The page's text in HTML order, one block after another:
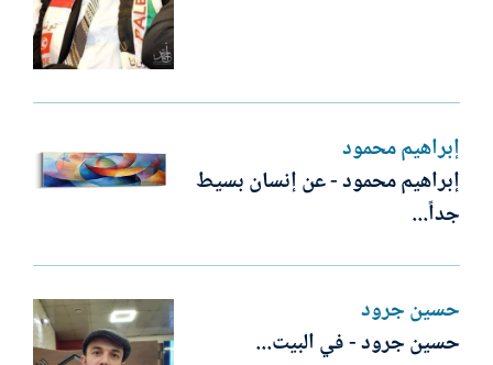
إبراهيم محمود
إبراهيم محمود - عن إنسان بسيط
جداً...
حسين جرود
حسين جرود - في البيت...